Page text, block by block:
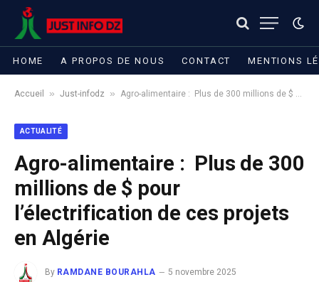
HOME A PROPOS DE NOUS CONTACT MENTIONS
Accueil » Just-infodz » Agro-alimentaire : Plus de 300 millions de $ pour l’électrification de ces projets en Algérie
ACTUALITÉ
Agro-alimentaire : Plus de 300
millions de $ pour
l’électrification de ces projets
en Algérie
By RAMDANE BOURAHLA
5 novembre 2025